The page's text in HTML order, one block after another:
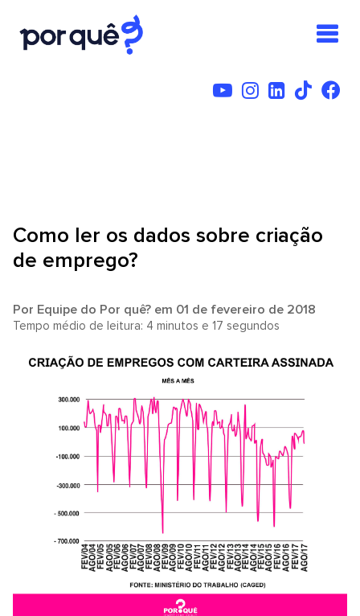
Como ler os dados sobre criação
de emprego?
Por Equipe do Por quê? em 01 de fevereiro de 2018
Tempo médio de leitura: 4 minutos e 17 segundos